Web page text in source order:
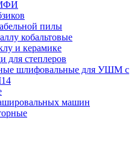
пилы
кобальтовые
и керамике
для степлеров
шлифовальные для УШМ с
машин